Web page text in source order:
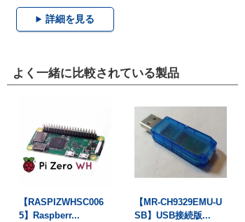
詳細を見る
よく一緒に比較されている製品
【RASPIZWHSC006
5】Raspberr...
【MR-CH9329EMU-U
SB】USB接続版...